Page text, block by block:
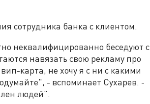
сотрудника банка с клиентом.
неквалифицированно беседуют с
навязать свою рекламу про
карта, не хочу я с ни с какими
- вспоминает Сухарев. -
людей".